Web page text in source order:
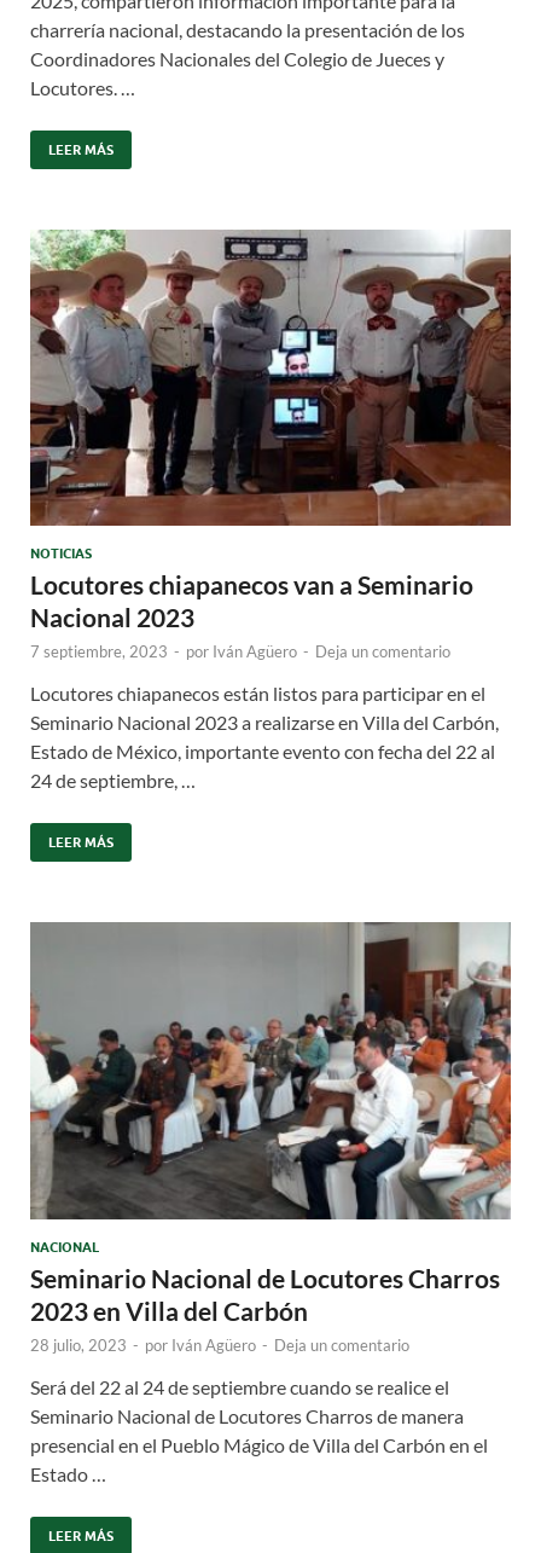
charrería nacional, destacando la presentación de los
Coordinadores Nacionales del Colegio de Jueces y
Locutores. …
LEER MÁS
NOTICIAS
Locutores chiapanecos van a Seminario
Nacional 2023
7 septiembre, 2023 - por Iván Agüero - Deja un comentario
Locutores chiapanecos están listos para participar en el
Seminario Nacional 2023 a realizarse en Villa del Carbón,
Estado de México, importante evento con fecha del 22 al
24 de septiembre, …
LEER MÁS
NACIONAL
Seminario Nacional de Locutores Charros
2023 en Villa del Carbón
28 julio, 2023 - por Iván Agüero - Deja un comentario
Será del 22 al 24 de septiembre cuando se realice el
Seminario Nacional de Locutores Charros de manera
presencial en el Pueblo Mágico de Villa del Carbón en el
Estado …
LEER MÁS